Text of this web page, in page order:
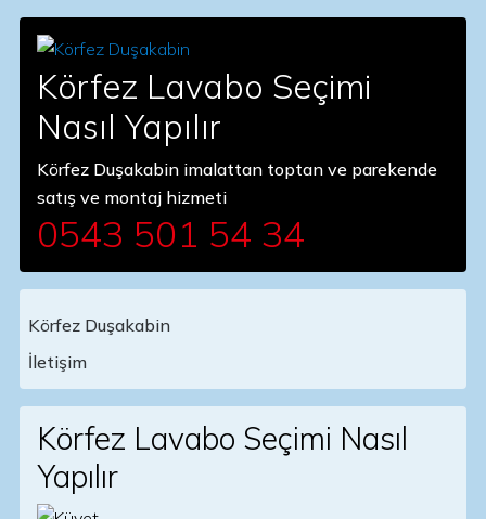
Körfez Lavabo Seçimi
Nasıl Yapılır
Körfez Duşakabin imalattan toptan ve parekende
satış ve montaj hizmeti
0543 501 54 34
Main Navigation
Körfez Duşakabin
İletişim
Körfez Lavabo Seçimi Nasıl
Yapılır